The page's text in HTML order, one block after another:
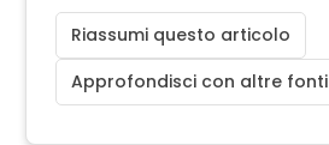
Riassumi questo articolo
Approfondisci con altre fonti